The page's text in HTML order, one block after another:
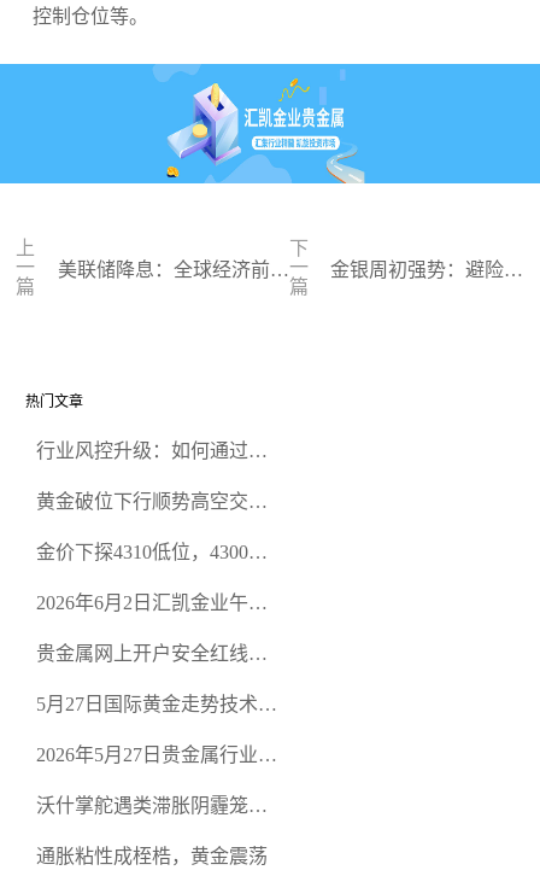
控制仓位等。
上
一
篇
美联储降息：全球经济前景
下
一
篇
金银周初强势：避险情
热门文章
行业风控升级：如何通过正
规黄金开户交易平台？
黄金破位下行顺势高空交易
金价下探4310低位，4300关
2026年6月2日汇凯金业午盘
空头清算算法如何布防？
贵金属网上开户安全红线：
恶意洗盘陷阱
5月27日国际黄金走势技术盘
规黄金平台全方位行情解析
2026年5月27日贵金属行业新
正规贵金属开户平台迎开户
热潮
沃什掌舵遇类滞胀阴霾笼
通胀粘性成桎梏，黄金震荡